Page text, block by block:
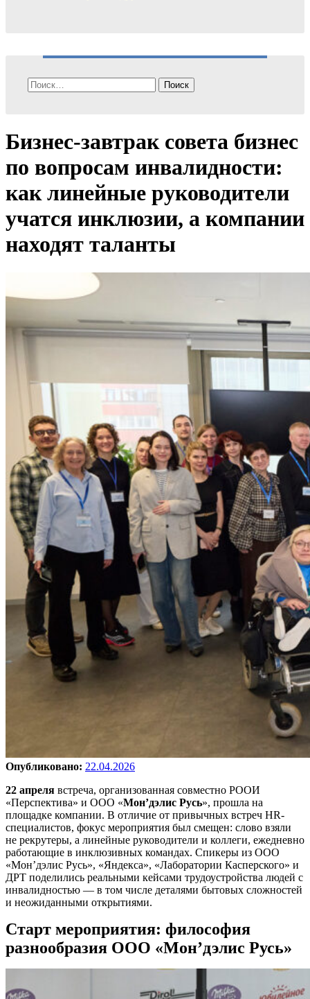
Найти:
Бизнес-завтрак совета бизнес
по вопросам инвалидности:
как линейные руководители
учатся инклюзии, а компании
находят таланты
Опубликовано: 22.04.2026
22 апреля встреча, организованная совместно РООИ
«Перспектива» и ООО «Мон’дэлис Русь», прошла на
площадке компании. В отличие от привычных встреч HR-
специалистов, фокус мероприятия был смещен: слово взяли
не рекрутеры, а линейные руководители и коллеги, ежедневно
работающие в инклюзивных командах. Спикеры из ООО
«Мон’дэлис Русь», «Яндекса», «Лаборатории Касперского» и
ДРТ поделились реальными кейсами трудоустройства людей с
инвалидностью — в том числе деталями бытовых сложностей
и неожиданными открытиями.
Старт мероприятия: философия
разнообразия ООО «Мон’дэлис Русь»